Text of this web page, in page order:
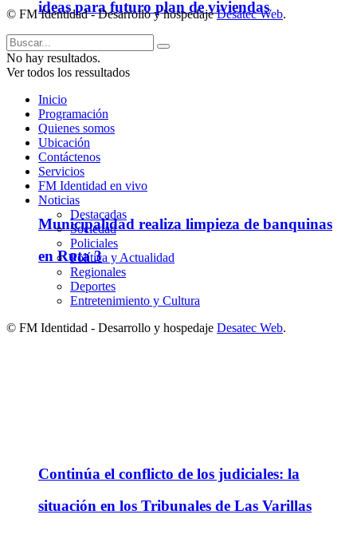
ideas para futuro plan de viviendas
Municipalidad realiza limpieza de banquinas
en Ruta 3
Continúa el conflicto de los judiciales: la
situación en los Tribunales de Las Varillas
© FM Identidad - Desarrollo y hospedajeDesatec Web.
No hay resultados.
Ver todos los ressultados
Inicio
Programación
Quienes somos
Ubicación
Contáctenos
Servicios
FM Identidad en vivo
Noticias
Destacadas
Sociedad
Policiales
Política y Actualidad
Regionales
Deportes
Entretenimiento y Cultura
© FM Identidad - Desarrollo y hospedaje Desatec Web.